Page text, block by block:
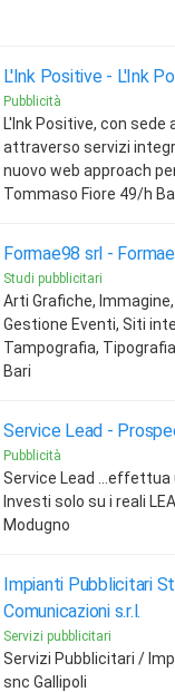
L'Ink Positive - L'Ink
Pubblicità
L'Ink Positive, con sede
attraverso servizi
nuovo web approach
Tommaso Fiore 49/h
Formae98 srl -
Studi pubblicitari
Arti Grafiche,
Gestione Eventi, Siti
Tampografia,
Bari
Service Lead -
Pubblicità
Service Lead
Investi solo su i reali
Modugno
Impianti Pubblicitari
Comunicazioni s.r.l.
Servizi pubblicitari
Servizi Pubblicitari /
snc Gallipoli